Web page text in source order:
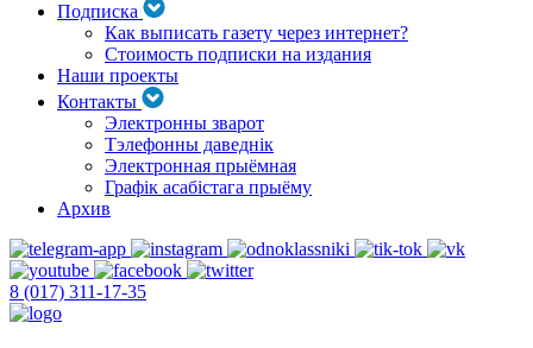
Подписка
Как выписать газету через интернет?
Стоимость подписки на издания
Наши проекты
Контакты
Электронны зварот
Тэлефонны даведнік
Электронная прыёмная
Графік асабістага прыёму
Архив
8 (017) 311-17-35